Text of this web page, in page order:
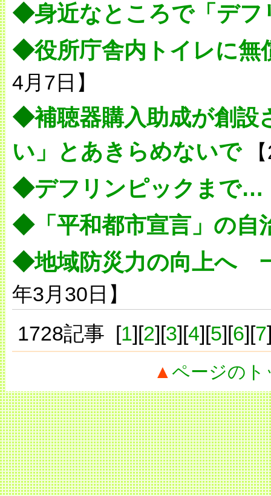
◆身近なところで「デフ
◆役所庁舎内トイレに無
4月7日】
◆補聴器購入助成が創設
い」とあきらめないで【
◆デフリンピックまで…
◆「平和都市宣言」の自
◆地域防災力の向上へ
年3月30日】
1728記事 [1][2][3][4][5][6][7
▲ ページの